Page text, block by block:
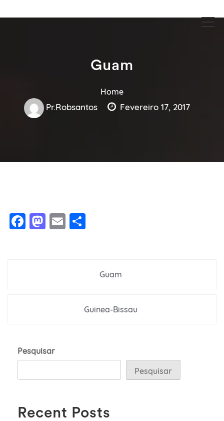
Guia Acesse encontre empresas
Guam
Home
Pr.robsantos Fevereiro 17, 2017
Facebook
Mastodon
Email
Guam
Guinea-Bissau
Pesquisar
Pesquisar
Recent Posts